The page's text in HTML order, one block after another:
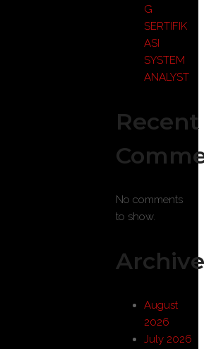
G
SERTIFIK
ASI
SYSTEM
ANALYST
Recent
No comments
to show.
August
2026
July 2026